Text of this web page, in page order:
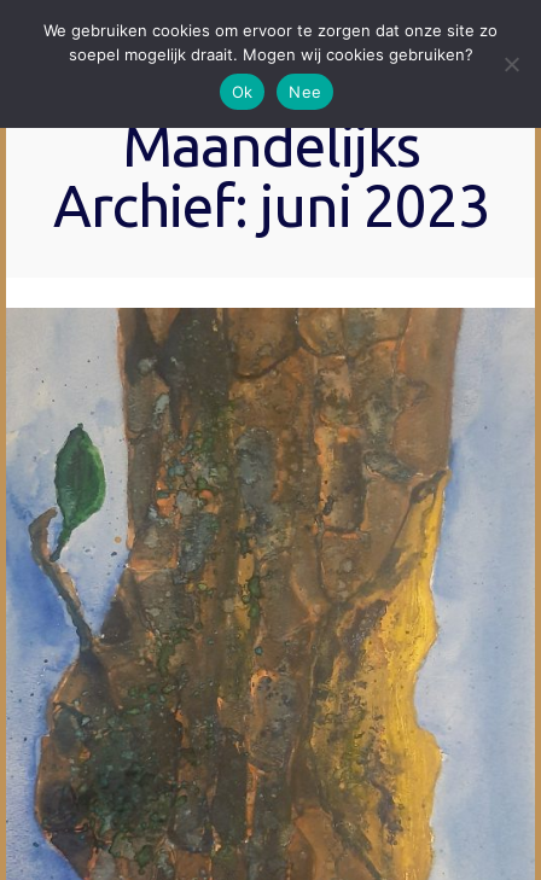
Maandelijks
Archief: juni 2023
We gebruiken cookies om ervoor te zorgen dat onze site zo
soepel mogelijk draait. Mogen wij cookies gebruiken?
Ok
Nee